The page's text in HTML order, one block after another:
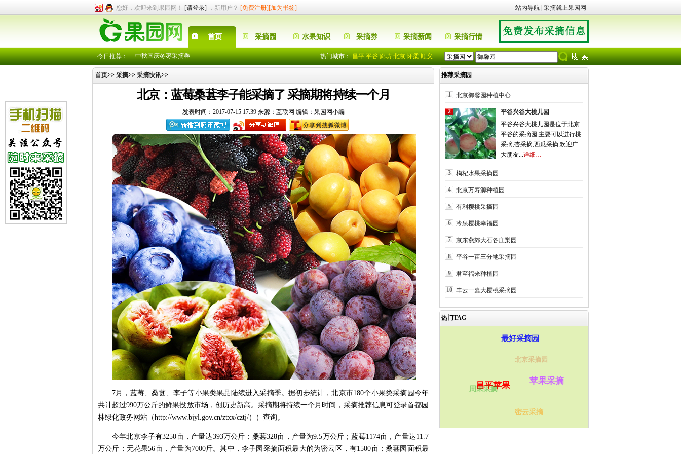
您好，欢迎来到果园网！ [请登录] ，新用户？ [免费注册][加为书签] 站内导航 采摘就上果园网
首页 采摘园 水果知识 采摘券 采摘新闻 采摘行情
今日推荐：
采摘园、农家院导航出炉了，快来围观呀
中秋国庆冬枣采摘券
注册成为会员，就有机会享受各采摘园的优惠啊
各位园主注意了，有采摘园就可“入住”果园网了
采摘园、农家院导航出炉了，快来围观呀
中秋国庆冬枣采摘券
各位园主注意了，有采摘园就可“入住”果园网了
热门城市： 昌平 平谷 廊坊 北京 怀柔 顺义
首页>> 采摘>> 采摘快讯>>
北京：蓝莓桑葚李子能采摘了 采摘期将持续一个月
发表时间：2017-07-15 17:39 来源：互联网 编辑：果园网小编
7月，蓝莓、桑葚、李子等小果类果品陆续进入采摘季。据初步统计，北京市180个小果类采摘园今年
共计超过990万公斤的鲜果投放市场，创历史新高。采摘期将持续一个月时间，采摘推荐信息可登录首都园
林绿化政务网站（http://www.bjyl.gov.cn/ztxx/cztj/））查询。
今年北京李子有3250亩，产量达393万公斤；桑葚328亩，产量为9.5万公斤；蓝莓1174亩，产量达11.7
万公斤；无花果56亩，产量为7000斤。其中，李子园采摘面积最大的为密云区，有1500亩；桑葚园面积最
推荐采摘园
1 北京御馨园种植中心
2
平谷兴谷大桃儿园
平谷兴谷大桃儿园是位于北京
平谷的采摘园,主要可以进行桃
采摘,杏采摘,西瓜采摘,欢迎广
大朋友...详细…
3 枸杞水果采摘园
4 北京万寿源种植园
5 有利樱桃采摘园
6 冷泉樱桃幸福园
7 京东燕郊大石各庄梨园
8 平谷一亩三分地采摘园
9 君至福来种植园
10 丰云一嘉大樱桃采摘园
热门TAG
昌平苹果
周末采摘
密云采摘
苹果采摘
最好采摘园
北京采摘园